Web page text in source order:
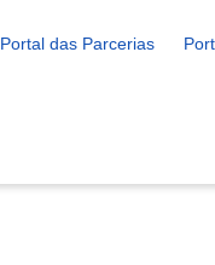
Portal das Parcerias